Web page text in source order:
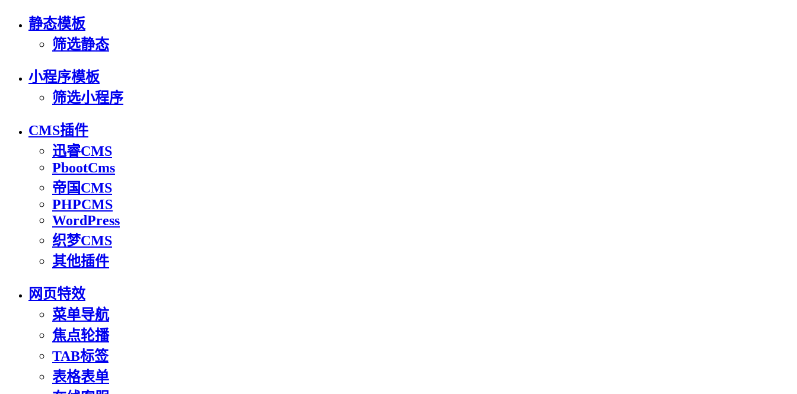
静态模板
筛选静态
小程序模板
筛选小程序
CMS插件
迅睿CMS
PbootCms
帝国CMS
PHPCMS
WordPress
织梦CMS
其他插件
网页特效
菜单导航
焦点轮播
TAB标签
表格表单